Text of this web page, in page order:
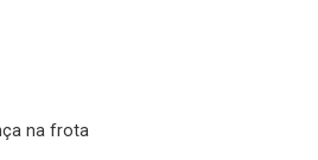
na frota